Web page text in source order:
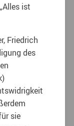
ist
Friedrich
des
sie